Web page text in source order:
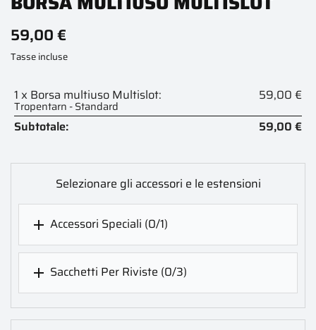
59,00 €
Tasse incluse
1 x Borsa multiuso Multislot:
Tropentarn - Standard
59,00 €
Subtotale:
59,00 €
Selezionare gli accessori e le estensioni
 Accessori Speciali (0/1)
 Sacchetti Per Riviste (0/3)